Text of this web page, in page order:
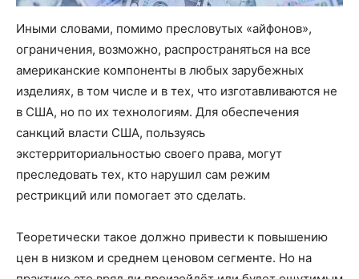
Иными словами, помимо пресловутых «айфонов»,
ограничения, возможно, распространяться на все
американские компоненты в любых зарубежных
изделиях, в том числе и в тех, что изготавливаются не
в США, но по их технологиям. Для обеспечения
санкций власти США, пользуясь
экстерриториальностью своего права, могут
преследовать тех, кто нарушил сам режим
рестрикций или помогает это сделать.
Теоретически такое должно привести к повышению
цен в низком и среднем ценовом сегменте. Но на